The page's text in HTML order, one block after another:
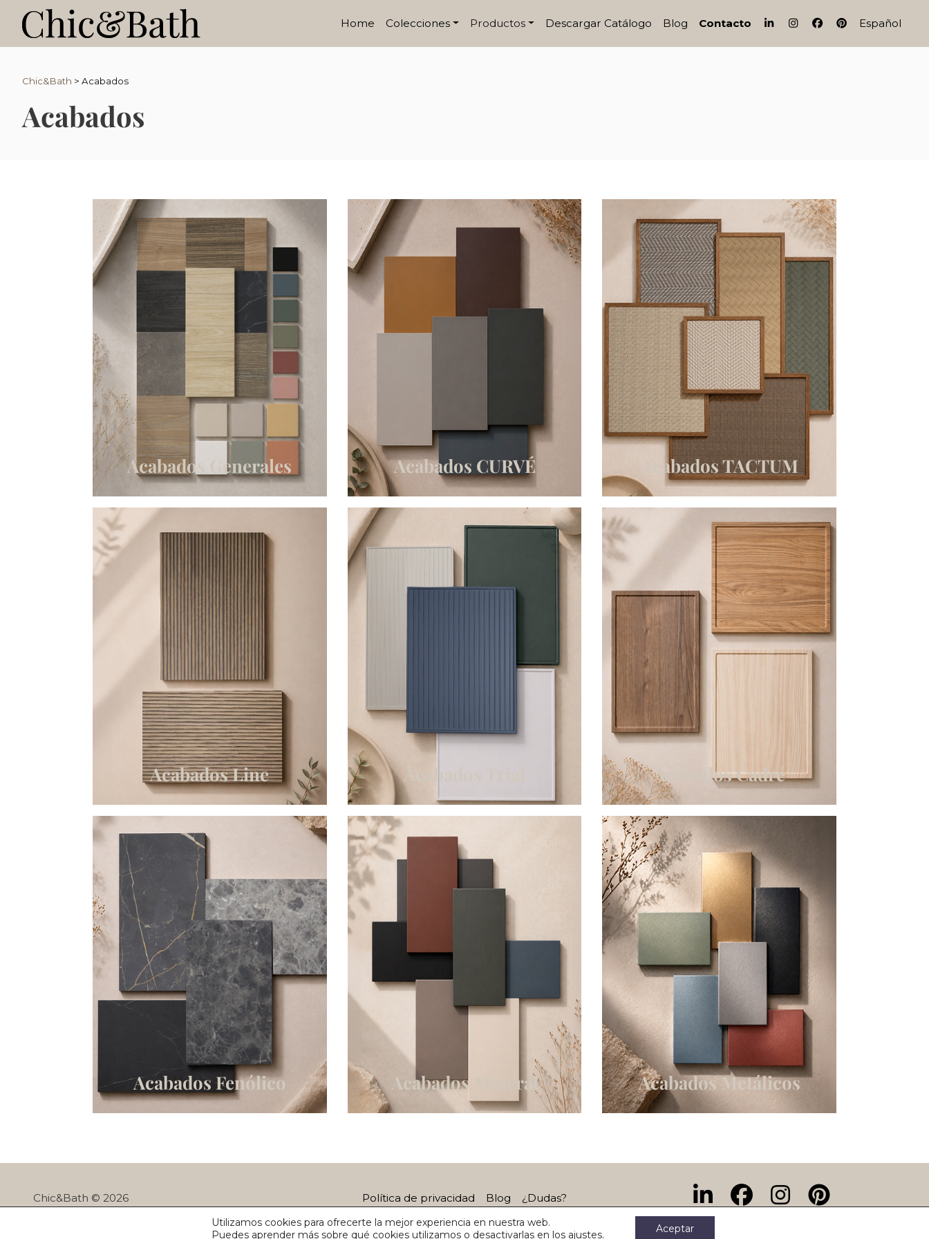
Home Colecciones Productos Descargar Catálogo Blog Contacto FB Español
Chic&Bath > Acabados
Acabados
Acabados Generales Acabados CURVÉ Acabados TACTUM
Acabados Line Acabados Trial Acabados Cadré
Acabados Fenólico Acabados Mineral Acabados Metálicos
Chic&Bath © 2026 Política de privacidad Blog ¿Dudas?
Utilizamos cookies para ofrecerte la mejor experiencia en nuestra web.
Puedes aprender más sobre qué cookies utilizamos o desactivarlas en los ajustes. Aceptar